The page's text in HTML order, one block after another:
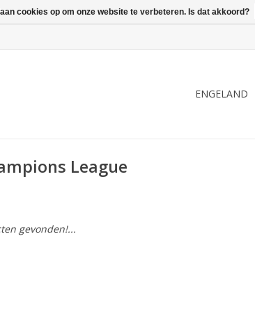
ENGELAND
League
gevonden!...
cookies op om onze website te verbeteren. Is dat akkoord?